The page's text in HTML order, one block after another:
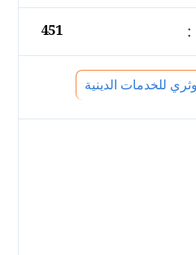
:
451
للخدمات الدينية